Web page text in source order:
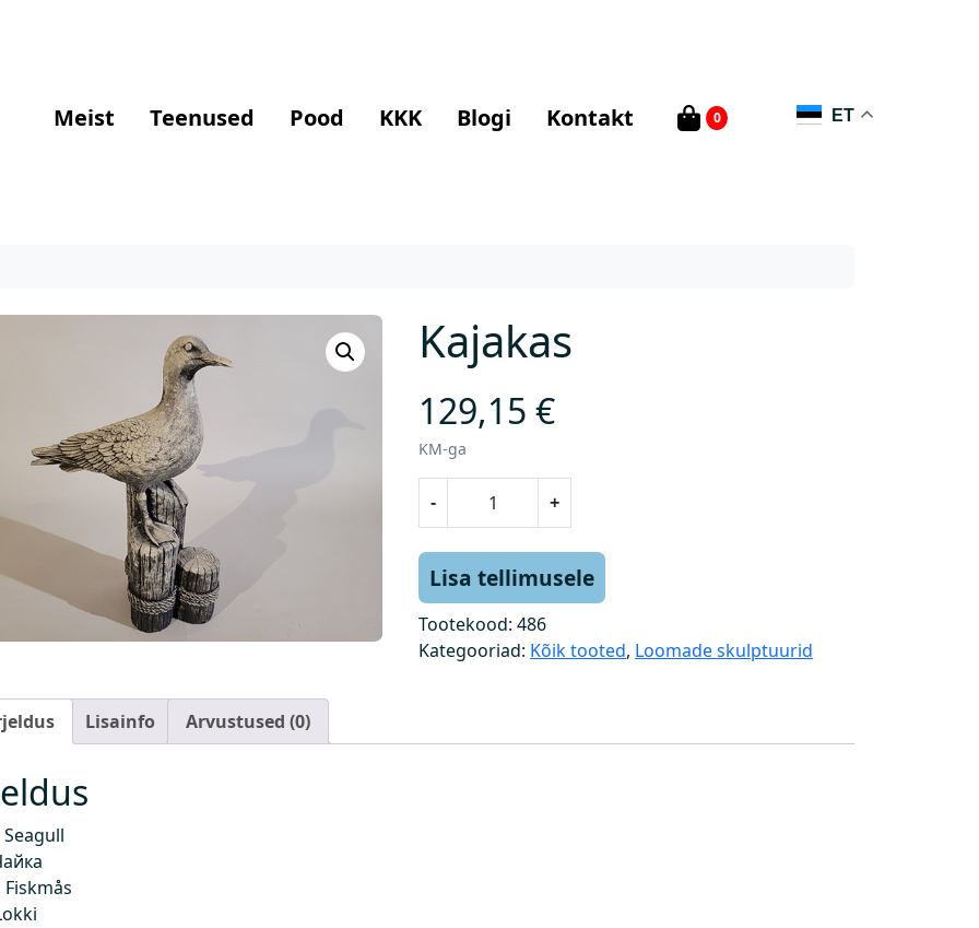
Meist Teenused Pood KKK Blogi Kontakt 0 ET
Kajakas
129,15€
KM-ga
-
k
a
s
u
+
Lisa tellimusele
Tootekood:486
Kategooriad: Kõik tooted, Loomade skulptuurid
Lisainfo Arvustused (0)